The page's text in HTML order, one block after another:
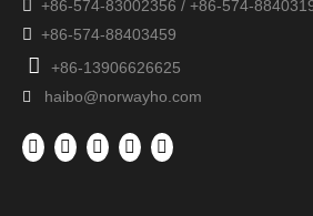
 +86-574-83002356 / +86-574-
 +86-574-88403459
 +86-13906626625
 haibo@norwayho.com